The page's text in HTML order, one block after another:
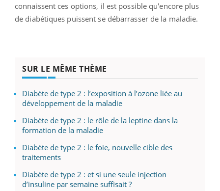
connaissent ces options, il est possible qu'encore plus
de diabétiques puissent se débarrasser de la maladie.
SUR LE MÊME THÈME
Diabète de type 2 : l’exposition à l’ozone liée au
développement de la maladie
Diabète de type 2 : le rôle de la leptine dans la
formation de la maladie
Diabète de type 2 : le foie, nouvelle cible des
traitements
Diabète de type 2 : et si une seule injection
d’insuline par semaine suffisait ?